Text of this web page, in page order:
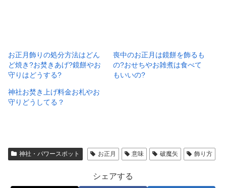
お正月飾りの処分方法はどん
ど焼き?お焚きあげ?鏡餅やお
守りはどうする?
喪中のお正月は鏡餅を飾るも
の?おせちやお雑煮は食べて
もいいの?
神社お焚き上げ料金お札やお
守りどうしてる？
神社・パワースポット お正月 意味 破魔矢 飾り方
シェアする